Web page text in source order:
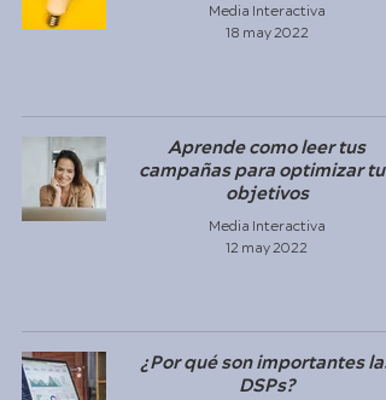
Media Interactiva
18 may 2022
Aprende como leer tus
campañas para optimizar tus
objetivos
Media Interactiva
12 may 2022
¿Por qué son importantes las
DSPs?